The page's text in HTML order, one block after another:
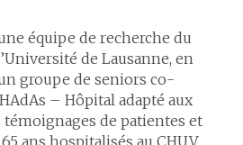
équipe de recherche du
de Lausanne, en
groupe de seniors co-
– Hôpital adapté aux
témoignages de patientes et
ans hospitalisés au CHUV